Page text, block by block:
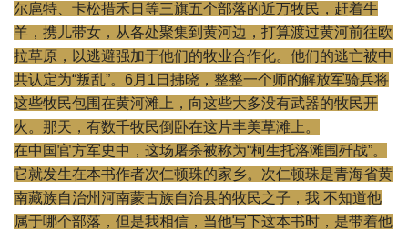
尔扈特、 卡松措禾日等三旗五个部落的近万牧民，赶着牛
羊，携儿带女， 从各处聚集到黄河边，打算渡过黄河前往欧
拉草原， 以逃避强加于他们的牧业合作化。他们的逃亡被中
共认定为“叛乱”。6月1日拂晓， 整整一个师的解放军骑兵将
这些牧民包围在黄河滩上， 向这些大多没有武器的牧民开
火。那天， 有数千牧民倒卧在这片丰美草滩上。
在中国官方军史中，这场屠杀被称为“柯生托洛滩围歼战”。
它就发生在本书作者次仁顿珠的家乡。 次仁顿珠是青海省黄
南藏族自治州河南蒙古族自治县的牧民之子，我 不知道他
属于哪个部落，但是我相信，当他写下这本书时， 是带着他